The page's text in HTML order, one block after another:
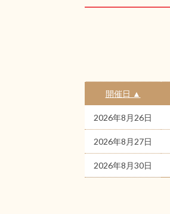
開催日 ▲
2026年8月26日
2026年8月27日
2026年8月30日